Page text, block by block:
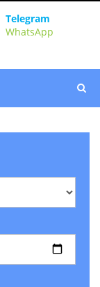
Telegram
WhatsApp